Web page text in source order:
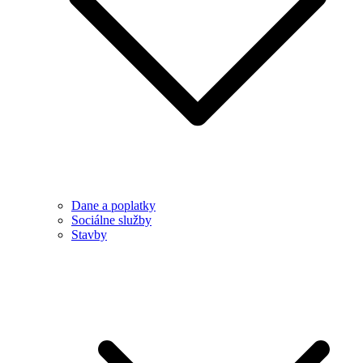
Dane a poplatky
Sociálne služby
Stavby